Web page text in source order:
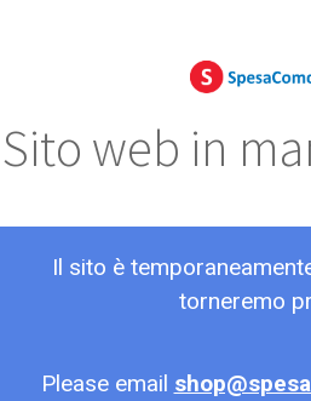
Sito web in
Il sito è
torneremo
Please email